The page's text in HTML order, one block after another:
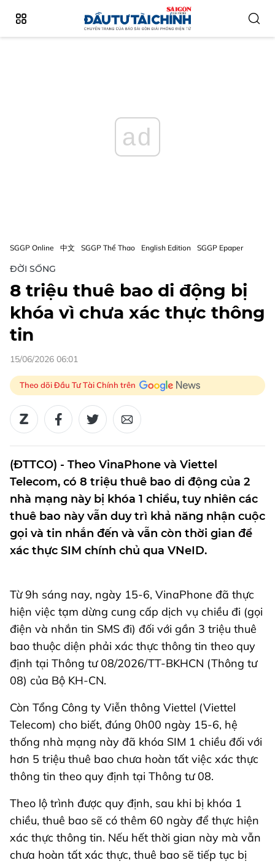
ad
SGGP Online 中文 SGGP Thể Thao English Edition SGGP Epaper
ĐỜI SỐNG
8 triệu thuê bao di động bị
khóa vì chưa xác thực thông
tin
15/06/2026 06:01
Theo dõi Đầu Tư Tài Chính trên
(ĐTTCO) - Theo VinaPhone và Viettel
Telecom, có 8 triệu thuê bao di động của 2
nhà mạng này bị khóa 1 chiều, tuy nhiên các
thuê bao này vẫn duy trì khả năng nhận cuộc
gọi và tin nhắn đến và vẫn còn thời gian để
xác thực SIM chính chủ qua VNeID.
Từ 9h sáng nay, ngày 15-6, VinaPhone đã thực
hiện việc tạm dừng cung cấp dịch vụ chiều đi (gọi
điện và nhắn tin SMS đi) đối với gần 3 triệu thuê
bao thuộc diện phải xác thực thông tin theo quy
định tại Thông tư 08/2026/TT-BKHCN (Thông tư
08) của Bộ KH-CN.
Còn Tổng Công ty Viễn thông Viettel (Viettel
Telecom) cho biết, đúng 0h00 ngày 15-6, hệ
thống nhà mạng này đã khóa SIM 1 chiều đối với
hơn 5 triệu thuê bao chưa hoàn tất việc xác thực
thông tin theo quy định tại Thông tư 08.
Theo lộ trình được quy định, sau khi bị khóa 1
chiều, thuê bao sẽ có thêm 60 ngày để thực hiện
xác thực thông tin. Nếu hết thời gian này mà vẫn
chưa hoàn tất xác thực, thuê bao sẽ tiếp tục bị